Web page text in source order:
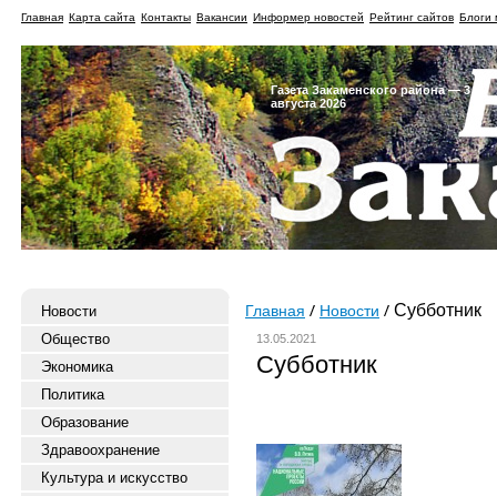
Главная Карта сайта Контакты Вакансии Информер новостей Рейтинг сайтов Блоги
Газета Закаменского района — 3
августа 2026
Новости
Общество
Экономика
Политика
Образование
Здравоохранение
Культура и искусство
Главная Новости Субботник
13.05.2021
Субботник